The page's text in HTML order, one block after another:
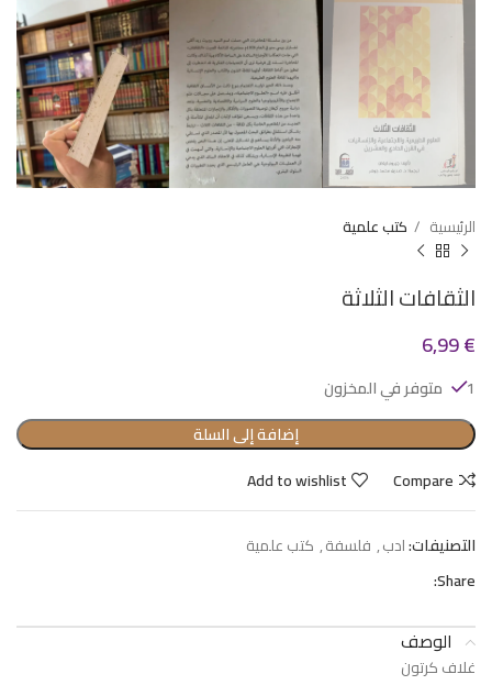
الرئيسية كتب علمية
الثقافات الثلاثة
6,99€
1 متوفر في المخزون
إضافة إلى السلة
Compare
Add to wishlist
التصنيفات:ادب, فلسفة, كتب علمية
Share:
الوصف
غلاف كرتون